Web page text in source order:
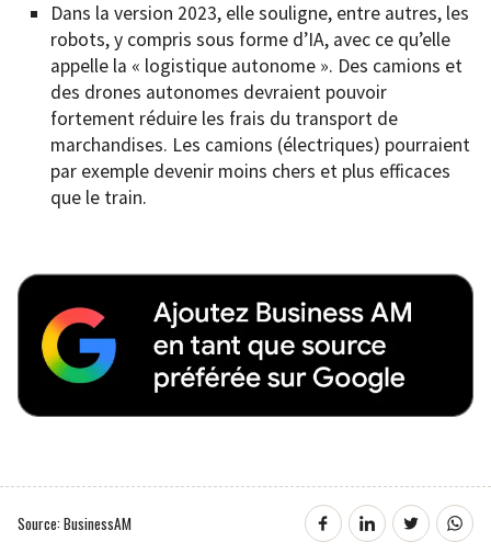
Dans la version 2023, elle souligne, entre autres, les
robots, y compris sous forme d’IA, avec ce qu’elle
appelle la « logistique autonome ». Des camions et
des drones autonomes devraient pouvoir
fortement réduire les frais du transport de
marchandises. Les camions (électriques) pourraient
par exemple devenir moins chers et plus efficaces
que le train.
Source: BusinessAM